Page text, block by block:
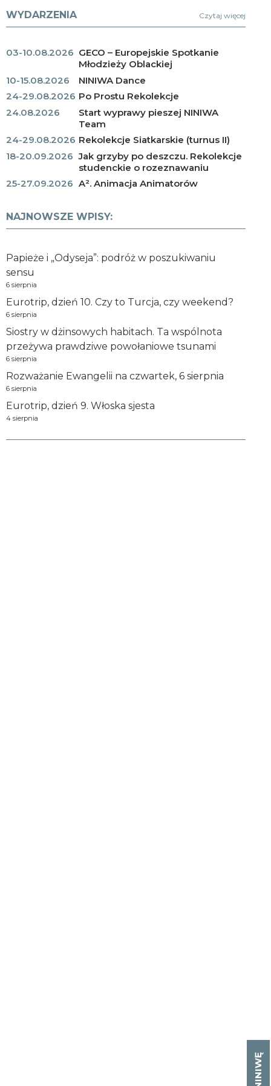
WYDARZENIA Czytaj więcej
03-10.08.2026 GECO – Europejskie Spotkanie
Młodzieży Oblackiej
10-15.08.2026
NINIWA Dance
24-29.08.2026 Po Prostu Rekolekcje
24.08.2026
Start wyprawy pieszej NINIWA
Team
24-29.08.2026 Rekolekcje Siatkarskie (turnus II)
18-20.09.2026 Jak grzyby po deszczu. Rekolekcje
studenckie o rozeznawaniu
25-27.09.2026 A². Animacja Animatorów
NAJNOWSZE WPISY:
Papieże i „Odyseja”: podróż w poszukiwaniu
sensu
6 sierpnia
Eurotrip, dzień 10. Czy to Turcja, czy weekend?
6 sierpnia
Siostry w dżinsowych habitach. Ta wspólnota
przeżywa prawdziwe powołaniowe tsunami
6 sierpnia
Rozważanie Ewangelii na czwartek, 6 sierpnia
6 sierpnia
Eurotrip, dzień 9. Włoska sjesta
4 sierpnia